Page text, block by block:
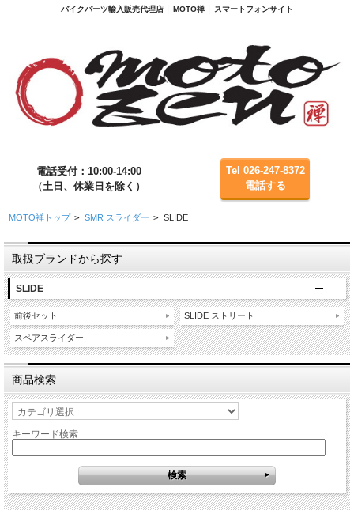
バイクパーツ輸入販売代理店 │ MOTO禅 │ スマートフォンサイト
電話受付：10:00-14:00
（土日、休業日を除く）
Tel 026-247-8372
電話する
MOTO禅トップ > SMR スライダー > SLIDE
取扱ブランドから探す
SLIDE
前後セット
スペアスライダー
SLIDE ストリート
商品検索
キーワード検索